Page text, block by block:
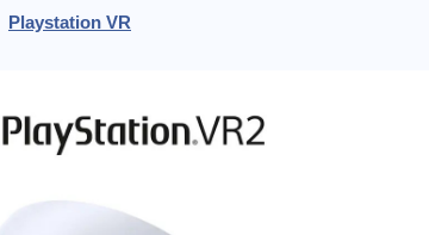
Playstation VR